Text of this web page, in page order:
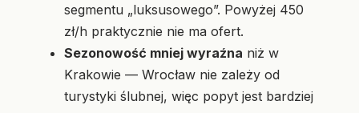
segmentu „luksusowego”. Powyżej 450
zł/h praktycznie nie ma ofert.
Sezonowość mniej wyraźna niż w
Krakowie — Wrocław nie zależy od
turystyki ślubnej, więc popyt jest bardziej